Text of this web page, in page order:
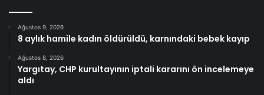
Ağustos 9, 2026
8 aylık hamile kadın öldürüldü, karnındaki bebek kayıp
Ağustos 8, 2026
Yargıtay, CHP kurultayının iptali kararını ön incelemeye
aldı